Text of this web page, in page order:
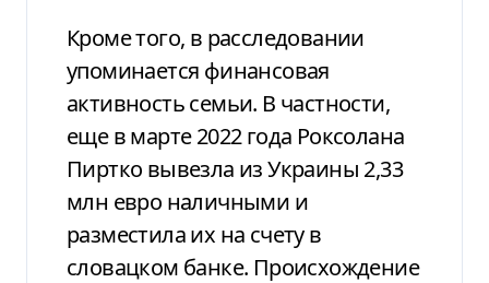
Кроме того, в расследовании
упоминается финансовая
активность семьи. В частности,
еще в марте 2022 года Роксолана
Пиртко вывезла из Украины 2,33
млн евро наличными и
разместила их на счету в
словацком банке. Происхождение